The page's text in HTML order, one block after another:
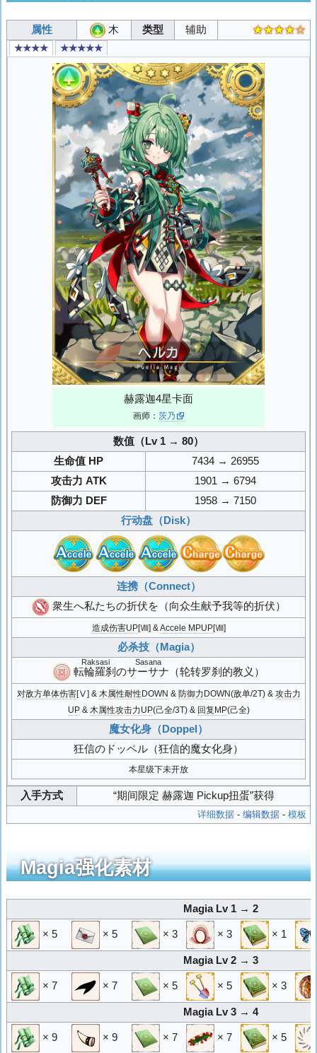
属性 木 类型 辅助 ★★★★☆
★★★★ ★★★★★
赫露迦4星卡面
画师： 茨乃
数值（Lv 1 → 80）
生命值 HP
7434 → 26955
攻击力 ATK
1901 → 6794
防御力 DEF
1958 → 7150
行动盘（Disk）
连携（Connect）
衆生へ私たちの折伏を （向众生献予我等的折伏）
造成伤害UP[Ⅷ] & Accele MPUP[Ⅷ]
必杀技（Magia）
転輪羅刹のサーサナ
Raksasi Sasana
（轮转罗刹的教义）
对敌方单体伤害[Ⅴ] & 木属性耐性DOWN & 防御力DOWN(敌单/2T) & 攻击力
UP& 木属性攻击力UP(己全/3T) & 回复MP(己全)
魔女化身（Doppel）
狂信のドッペル （狂信的魔女化身）
本星级下未开放
入手方式 “期间限定 赫露迦 Pickup扭蛋”获得
详细数据- 编辑数据- 模板
Magia强化素材
Magia Lv 1 → 2
× 5 × 5 × 3 × 3 × 1
Magia Lv 2 → 3
× 7 × 7 × 5 × 5 × 3
Magia Lv 3 → 4
× 9 × 9 × 7 × 7 × 5